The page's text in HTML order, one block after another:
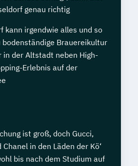
genau richtig
kann irgendwie alles und so
bodenständige Brauereikultur
in der Altstadt neben High-
Erlebnis auf der
ist groß, doch Gucci,
Chanel in den Läden der Kö‘
bis nach dem Studium auf